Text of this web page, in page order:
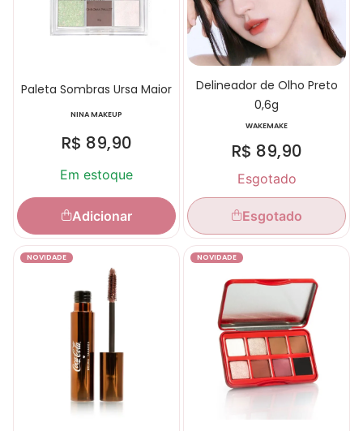
Paleta Sombras Ursa Maior
NINA MAKEUP
R$ 89,90
Em estoque
Adicionar
Delineador de Olho Preto
0,6g
WAKEMAKE
R$ 89,90
Esgotado
Esgotado
NOVIDADE NOVIDADE